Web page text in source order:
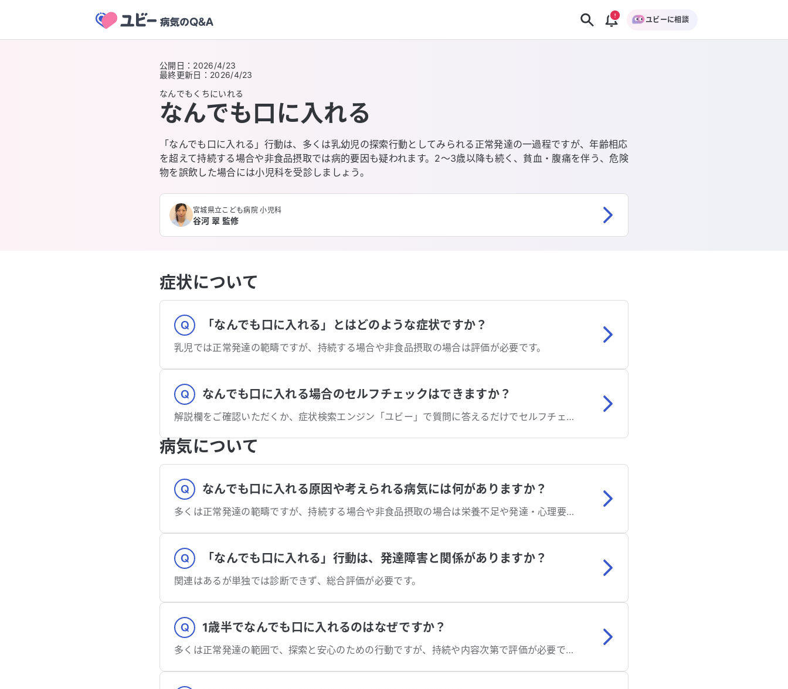
ユビーに相談
公開日 ： 2026/4/23
最終更新日 ： 2026/4/23
なんでもくちにいれる
なんでも口に入れる
「なんでも口に入れる」行動は、多くは乳幼児の探索行動としてみられる正常発達の一過程ですが、年齢相応
を超えて持続する場合や非食品摂取では病的要因も疑われます。2〜3歳以降も続く、貧血・腹痛を伴う、危険
物を誤飲した場合には小児科を受診しましょう。
宮城県立こども病院 小児科
谷河 翠 監修
症状について
「なんでも口に入れる」とはどのような症状ですか？
乳児では正常発達の範疇ですが、持続する場合や非食品摂取の場合は評価が必要です。
なんでも口に入れる場合のセルフチェックはできますか？
解説欄をご確認いただくか、症状検索エンジン「ユビー」で質問に答えるだけでセルフチェックもできます。
病気について
なんでも口に入れる原因や考えられる病気には何がありますか？
多くは正常発達の範疇ですが、持続する場合や非食品摂取の場合は栄養不足や発達・心理要因の評価が必要です。
「なんでも口に入れる」行動は、発達障害と関係がありますか？
関連はあるが単独では診断できず、総合評価が必要です。
1歳半でなんでも口に入れるのはなぜですか？
多くは正常発達の範囲で、探索と安心のための行動ですが、持続や内容次第で評価が必要です。